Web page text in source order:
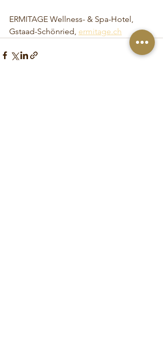
ERMITAGE Wellness- & Spa-Hotel,
Gstaad-Schönried, ermitage.ch